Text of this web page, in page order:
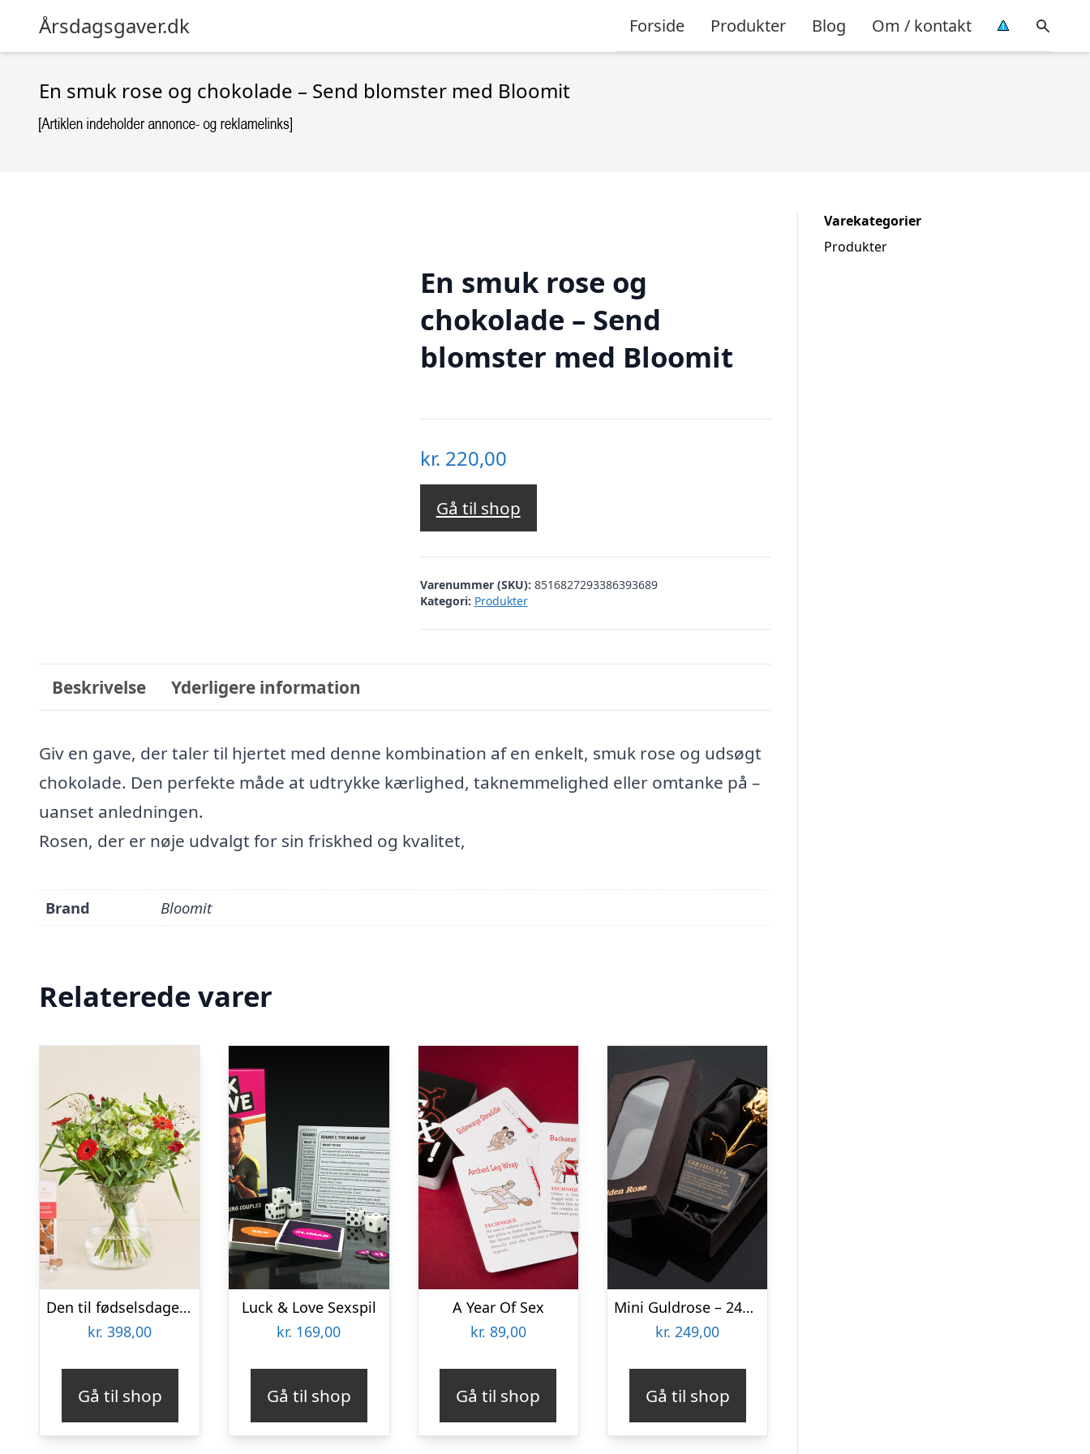
Årsdagsgaver.dk Forside Produkter Blog Om / kontakt
En smuk rose og chokolade – Send blomster med Bloomit
En smuk rose og
chokolade – Send
blomster med Bloomit
kr. 220,00
Gå til shop
Varenummer (SKU): 8516827293386393689
Kategori: Produkter
Beskrivelse Yderligere information
Giv en gave, der taler til hjertet med denne kombination af en enkelt, smuk rose og udsøgt
chokolade. Den perfekte måde at udtrykke kærlighed, taknemmelighed eller omtanke på –
uanset anledningen.
Rosen, der er nøje udvalgt for sin friskhed og kvalitet,
Brand Bloomit
Relaterede varer
Den til fødselsdagen med tillykkekarameller
kr. 398,00
Gå til shop
Luck & Love Sexspil
kr. 169,00
Gå til shop
A Year Of Sex
kr. 89,00
Gå til shop
Mini Guldrose – 24K Guldbelagt Rose
kr. 249,00
Gå til shop
Varekategorier
Produkter